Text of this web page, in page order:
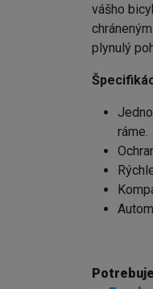
vášho
plynulý
ráme.